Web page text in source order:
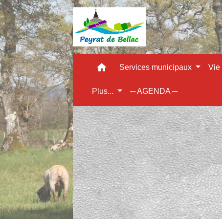
home Services municipaux Vie
Plus... ─ AGENDA ─